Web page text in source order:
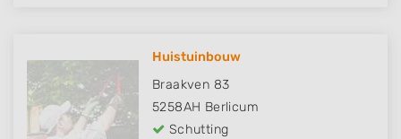
Huistuinbouw
Braakven 83
5258AH Berlicum
Schutting